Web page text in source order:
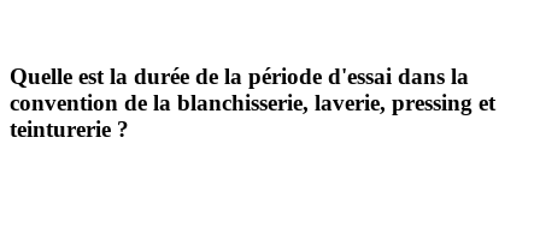
Quelle est la durée de la période d'essai dans la
convention de la blanchisserie, laverie, pressing et
teinturerie ?